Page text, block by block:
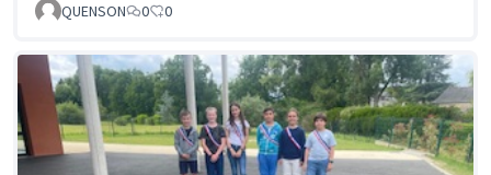
QUENSON
0 0